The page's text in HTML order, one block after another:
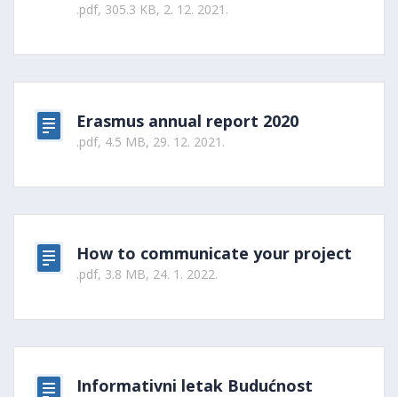
.pdf, 305.3 KB, 2. 12. 2021.
Erasmus annual report 2020
.pdf, 4.5 MB, 29. 12. 2021.
How to communicate your project
.pdf, 3.8 MB, 24. 1. 2022.
Informativni letak Budućnost